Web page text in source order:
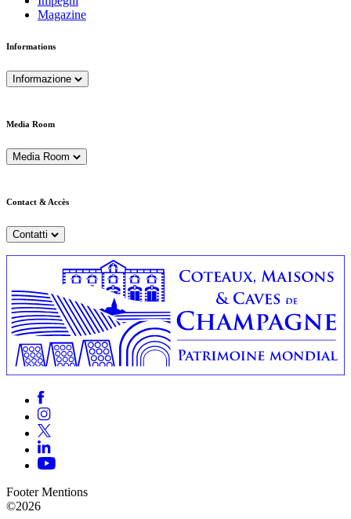
Magazine
Informations
Informazione
Media Room
Media Room
Contact & Accès
Contatti
Footer Mentions
©2026